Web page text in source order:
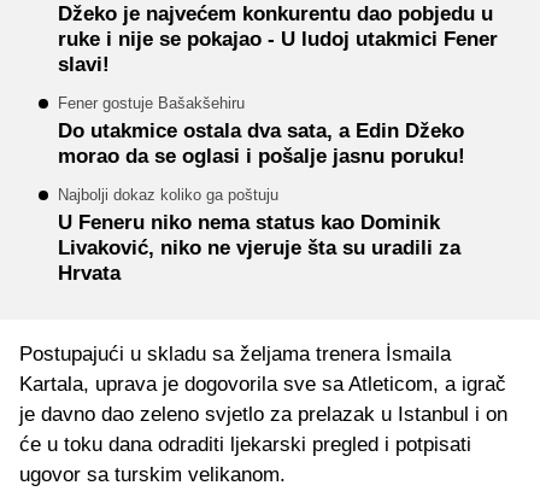
Džeko je najvećem konkurentu dao pobjedu u
ruke i nije se pokajao - U ludoj utakmici Fener
slavi!
Fener gostuje Bašakšehiru
Do utakmice ostala dva sata, a Edin Džeko
morao da se oglasi i pošalje jasnu poruku!
Najbolji dokaz koliko ga poštuju
U Feneru niko nema status kao Dominik
Livaković, niko ne vjeruje šta su uradili za
Hrvata
Postupajući u skladu sa željama trenera İsmaila
Kartala, uprava je dogovorila sve sa Atleticom, a igrač
je davno dao zeleno svjetlo za prelazak u Istanbul i on
će u toku dana odraditi ljekarski pregled i potpisati
ugovor sa turskim velikanom.